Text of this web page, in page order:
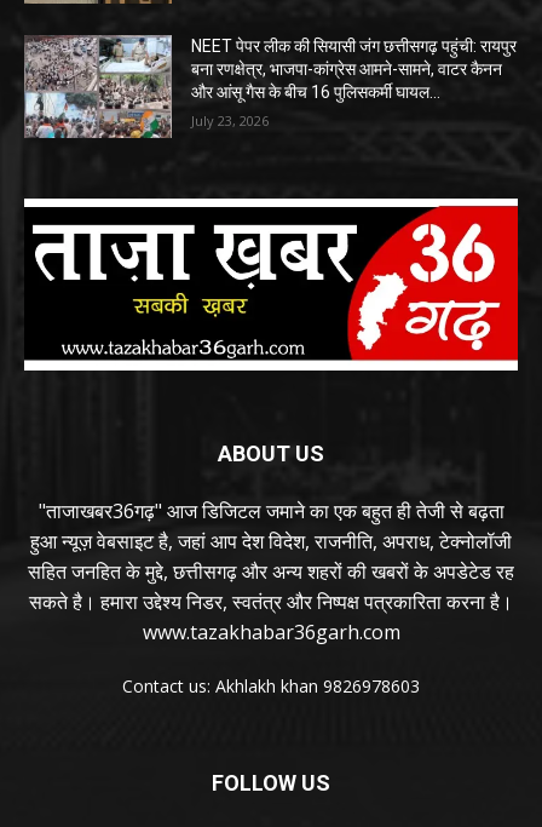
NEET पेपर लीक की सियासी जंग छत्तीसगढ़ पहुंची: रायपुर
बना रणक्षेत्र, भाजपा-कांग्रेस आमने-सामने, वाटर कैनन
और आंसू गैस के बीच 16 पुलिसकर्मी घायल…
July 23, 2026
ABOUT US
"ताजाखबर36गढ़" आज डिजिटल जमाने का एक बहुत ही तेजी से बढ़ता
हुआ न्यूज़ वेबसाइट है, जहां आप देश विदेश, राजनीति, अपराध, टेक्नोलॉजी
सहित जनहित के मुद्दे, छत्तीसगढ़ और अन्य शहरों की खबरों के अपडेटेड रह
सकते है। हमारा उद्देश्य निडर, स्वतंत्र और निष्पक्ष पत्रकारिता करना है।
www.tazakhabar36garh.com
Contact us: Akhlakh khan 9826978603
FOLLOW US